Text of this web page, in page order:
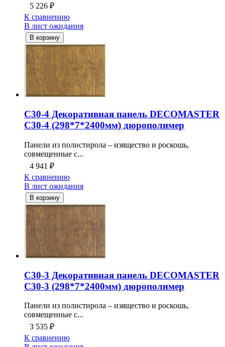
5 226 ₽
К сравнению
В лист ожидания
В корзину
C30-4 Декоративная панель DECOMASTER
C30-4 (298*7*2400мм) дюрополимер
Панели из полистирола – изящество и роскошь,
совмещенные с...
4 941 ₽
К сравнению
В лист ожидания
В корзину
C30-3 Декоративная панель DECOMASTER
C30-3 (298*7*2400мм) дюрополимер
Панели из полистирола – изящество и роскошь,
совмещенные с...
3 535 ₽
К сравнению